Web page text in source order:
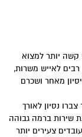
40+ מוצאים כי קשה יותר למצוא
לאייש משרות,
מאחר ושכרם
נסיון לאורך
שירות ברמה גבוהה
צעירים יותר